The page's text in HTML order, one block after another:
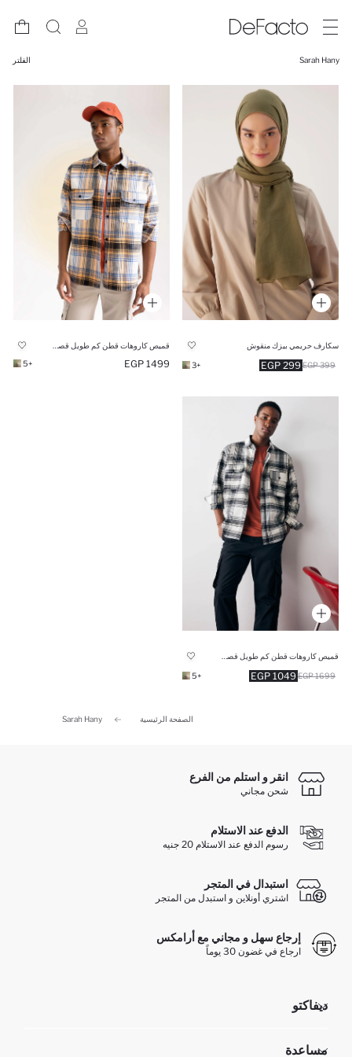
Sarah Hany الفلتر
سكارف حريمي بيزك منقوش
299 EGP 399 EGP
+3
1499 EGP
+5
1049 EGP 1699 EGP
+5
الصفحة الرئيسية Sarah Hany
انقر و استلم من الفرع
شحن مجاني
الدفع عند الاستلام
رسوم الدفع عند الاستلام 20 جنيه
استبدال في المتجر
اشتري أونلاين و استبدل من المتجر
إرجاع سهل و مجاني مع أرامكس
ارجاع في غضون 30 يوماً
ديفاكتو
مساعدة